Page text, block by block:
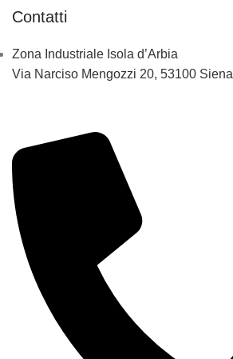
Contatti
Zona Industriale Isola d’Arbia
Via Narciso Mengozzi 20, 53100 Siena